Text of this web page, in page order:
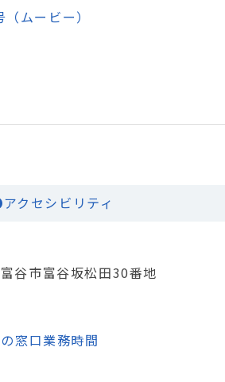
ムービー）
アクセシビリティ
谷市富谷坂松田30番地
窓口業務時間